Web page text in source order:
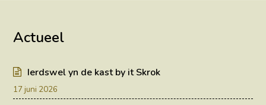
Actueel
Ierdswel yn de kast by it Skrok
17 juni 2026